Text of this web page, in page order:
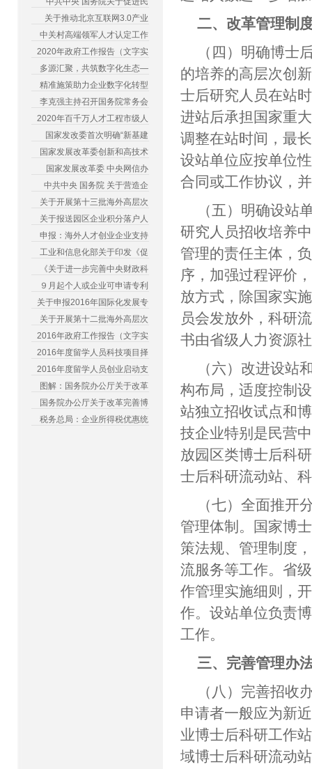
关于推动北京互联网3.0产业
中关村高端领军人才认定工作
2020年政府工作报告（文字实
多源汇聚，共筑数字化生态—
精准施策助力企业数字化转型
李克强主持召开国务院常务会
2020年百千万人才工程市级人
国家发改委首次明确“新基建
国家发展改革委创新和高技术
国家发展改革委 中央网信办
中共中央 国务院 关于营造企
关于开展第十三批海外高层次
关于报送园区企业积分落户人
申报：海外人才创业企业支持
工业和信息化部关于印发《促
《关于进一步完善中央财政科
９月起个人或企业可申请专利
关于申报2016年国际化发展专
关于开展第十二批海外高层次
2016年政府工作报告（文字实
2016年度留学人员科技项目择
2016年度留学人员创业启动支
图解：国务院办公厅关于改革
国务院办公厅关于改革完善博
税务总局：企业所得税优惠统
二、改革管理制
（四）明确博士
的培养的高层次创
士后研究人员在站
进站后承担国家重
调整在站时间，最
设站单位应按单位
合同或工作协议，
（五）明确设站
研究人员招收培养
管理的责任主体，
序，加强过程评价
放方式，除国家实
员会发放外，科研
书由省级人力资源
（六）改进设站
构布局，适度控制
站独立招收试点和
技企业特别是民营
放园区类博士后科
士后科研流动站、
（七）全面推开
管理体制。国家博
策法规、管理制度
流服务等工作。省
作管理实施细则，
作。设站单位负责
工作。
三、完善管理办
（八）完善招收
申请者一般应为新
业博士后科研工作
域博士后科研流动